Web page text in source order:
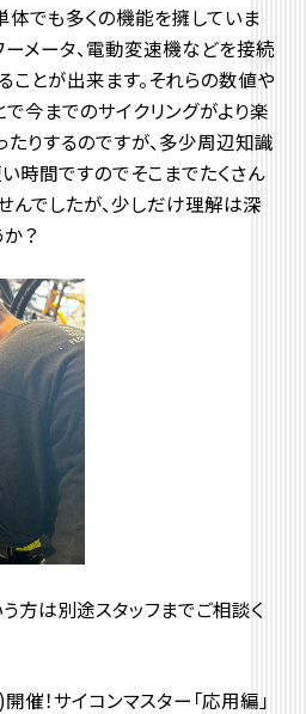
体でも多くの機能を擁していま
ーメータ、電動変速機などを接続
ことが出来ます。それらの数値や
今までのサイクリングがより楽
たりするのですが、多少周辺知識
時間ですのでそこまでたくさん
んでしたが、少しだけ理解は深
？
方は別途スタッフまでご相談く
！サイコンマスター「応用編」